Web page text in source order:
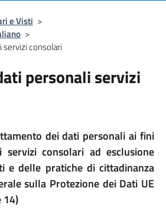
e Visti >
>
consolari
personali servizi
dei dati personali ai fini
servizi consolari ad esclusione
e delle pratiche di cittadinanza
sulla Protezione dei Dati UE
14)